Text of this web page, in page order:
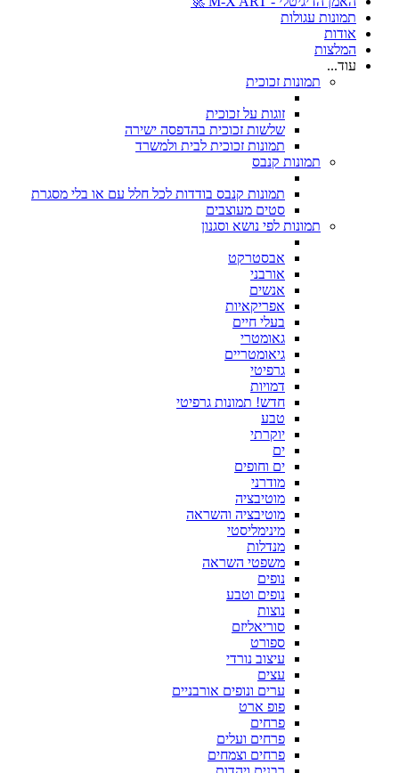
תמונות עגולות
אודות
המלצות
עוד...
תמונות זכוכית
זוגות על זכוכית
שלשות זכוכית בהדפסה ישירה
תמונות זכוכית לבית ולמשרד
תמונות קנבס
תמונות קנבס בודדות לכל חלל עם או בלי מסגרת
סטים מעוצבים
תמונות לפי נושא וסגנון
אבסטרקט
אורבני
אנשים
אפריקאיות
בעלי חיים
גאומטרי
גיאומטריים
גרפיטי
דמויות
חדש! תמונות גרפיטי
טבע
יוקרתי
ים
ים וחופים
מודרני
מוטיבציה
מוטיבציה והשראה
מינימליסטי
מנדלות
משפטי השראה
נופים
נופים וטבע
נוצות
סוריאליזם
ספורט
עיצוב נורדי
עצים
ערים ונופים אורבניים
פופ ארט
פרחים
פרחים ועלים
פרחים וצמחים